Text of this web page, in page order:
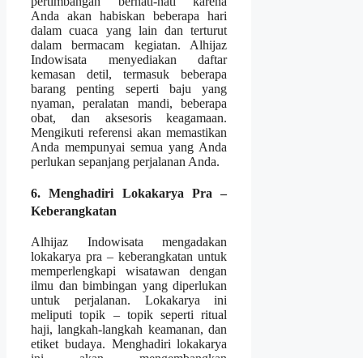
Anda akan habiskan beberapa hari
dalam cuaca yang lain dan terturut
dalam bermacam kegiatan. Alhijaz
Indowisata menyediakan daftar
kemasan detil, termasuk beberapa
barang penting seperti baju yang
nyaman, peralatan mandi, beberapa
obat, dan aksesoris keagamaan.
Mengikuti referensi akan memastikan
Anda mempunyai semua yang Anda
perlukan sepanjang perjalanan Anda.
6. Menghadiri Lokakarya Pra –
Keberangkatan
Alhijaz Indowisata mengadakan
lokakarya pra – keberangkatan untuk
memperlengkapi wisatawan dengan
ilmu dan bimbingan yang diperlukan
untuk perjalanan. Lokakarya ini
meliputi topik – topik seperti ritual
haji, langkah-langkah keamanan, dan
etiket budaya. Menghadiri lokakarya